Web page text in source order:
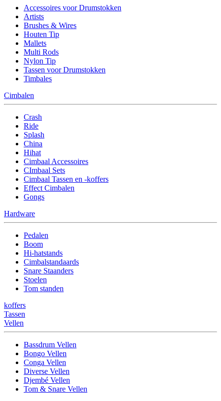
Accessoires voor Drumstokken
Artists
Brushes & Wires
Houten Tip
Mallets
Multi Rods
Nylon Tip
Tassen voor Drumstokken
Timbales
Cimbalen
Crash
Ride
Splash
China
Hihat
Cimbaal Accessoires
CImbaal Sets
Cimbaal Tassen en -koffers
Effect Cimbalen
Gongs
Hardware
Pedalen
Boom
Hi-hatstands
Cimbalstandaards
Snare Staanders
Stoelen
Tom standen
koffers
Tassen
Vellen
Bassdrum Vellen
Bongo Vellen
Conga Vellen
Diverse Vellen
Djembé Vellen
Tom & Snare Vellen